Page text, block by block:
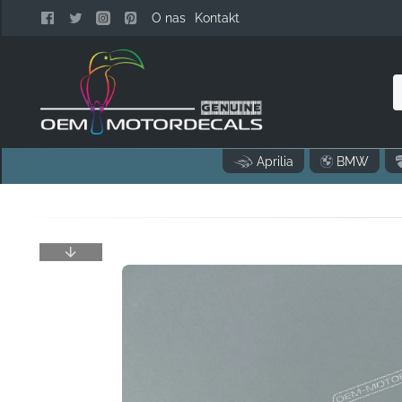
O nas Kontakt
Aprilia BMW